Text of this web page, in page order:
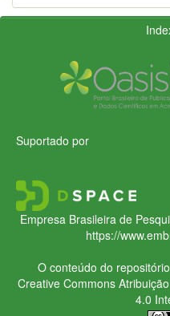
Suportado por
Empresa Brasileira de
https://
O conteúdo do
Creative Commons
4.0